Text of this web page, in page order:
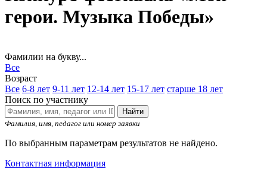
герои. Музыка Победы»
Фамилии на букву...
Все
Возраст
Все 6-8 лет 9-11 лет 12-14 лет 15-17 лет старше 18 лет
Поиск по участнику
Найти
Фамилия, имя, педагог или номер заявки
По выбранным параметрам результатов не найдено.
Контактная информация